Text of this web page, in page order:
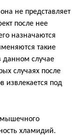
не представляет
после нее
назначаются
такие
данном случае
случаях после
извлекается под
хламидий.